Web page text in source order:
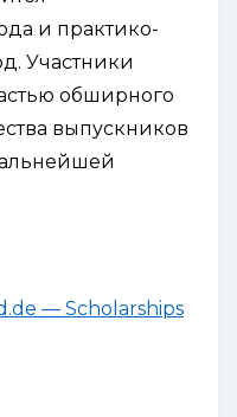
и практико-
Участники
обширного
выпускников
— Scholarships